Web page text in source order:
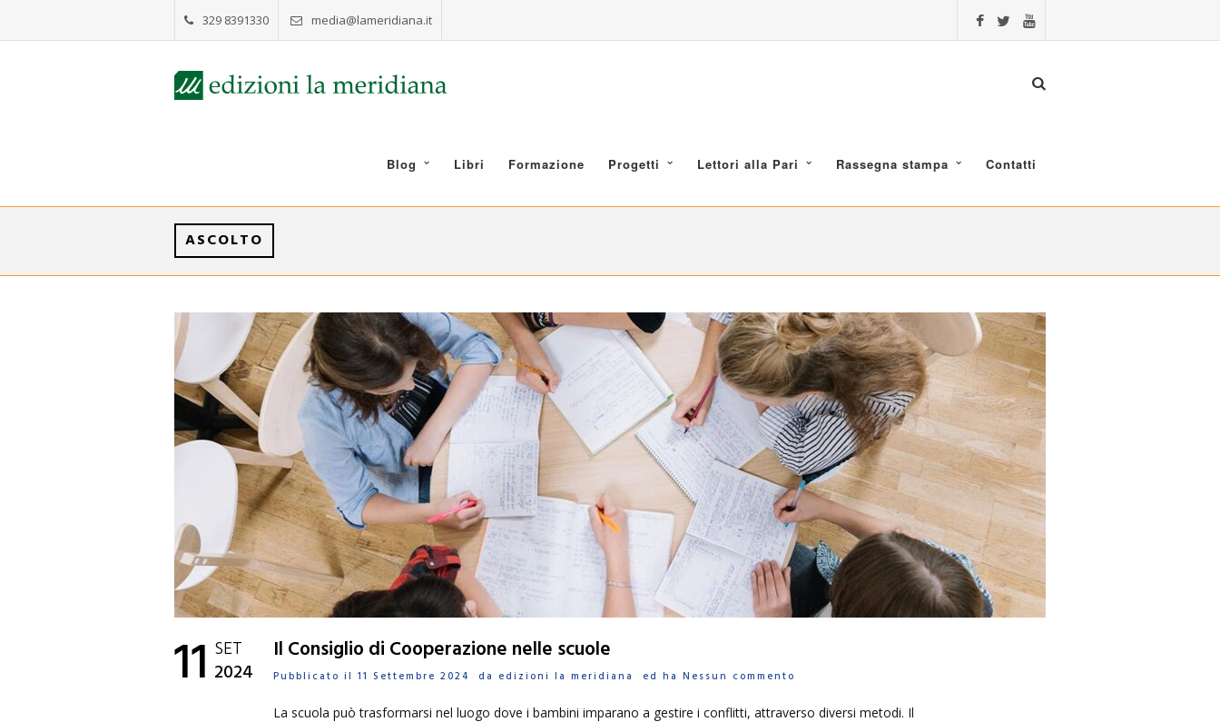
329 8391330 media@lameridiana.it
Blog Libri Formazione Progetti Lettori alla Pari Rassegna stampa Contatti
ASCOLTO
11 SET
2024
Il Consiglio di Cooperazione nelle scuole
Pubblicato il 11 Settembre 2024 da edizioni la meridiana ed ha Nessun commento
La scuola può trasformarsi nel luogo dove i bambini imparano a gestire i conflitti, attraverso diversi metodi. Il